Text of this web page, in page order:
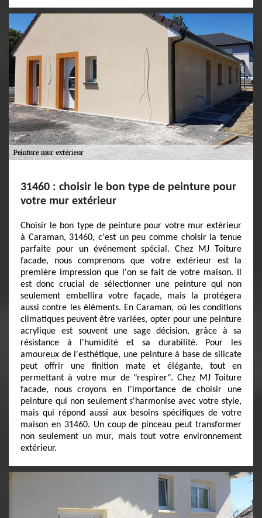
31460 : choisir le bon type de peinture pour
votre mur extérieur
Choisir le bon type de peinture pour votre mur extérieur
à Caraman, 31460, c'est un peu comme choisir la tenue
parfaite pour un événement spécial. Chez MJ Toiture
facade, nous comprenons que votre extérieur est la
première impression que l'on se fait de votre maison. Il
est donc crucial de sélectionner une peinture qui non
seulement embellira votre façade, mais la protégera
aussi contre les éléments. En Caraman, où les conditions
climatiques peuvent être variées, opter pour une peinture
acrylique est souvent une sage décision, grâce à sa
résistance à l'humidité et sa durabilité. Pour les
amoureux de l'esthétique, une peinture à base de silicate
peut offrir une finition mate et élégante, tout en
permettant à votre mur de "respirer". Chez MJ Toiture
facade, nous croyons en l'importance de choisir une
peinture qui non seulement s'harmonise avec votre style,
mais qui répond aussi aux besoins spécifiques de votre
maison en 31460. Un coup de pinceau peut transformer
non seulement un mur, mais tout votre environnement
extérieur.